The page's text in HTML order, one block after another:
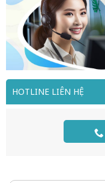
HOTLINE LIÊN HỆ